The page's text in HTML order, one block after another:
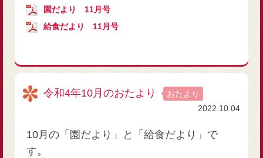
園だより 11月号
給食だより 11月号
令和4年10月のおたより
おたより
2022.10.04
10月の「園だより」と「給食だより」で
す。